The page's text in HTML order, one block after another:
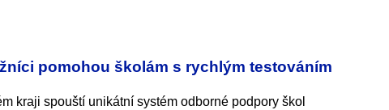
pomohou školám s rychlým testováním
kraji spouští unikátní systém odborné podpory škol